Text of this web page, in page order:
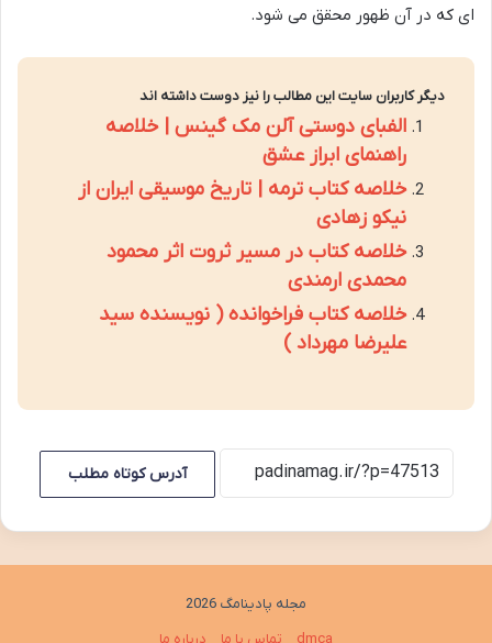
ای که در آن ظهور محقق می شود.
دیگر کاربران سایت این مطالب را نیز دوست داشته اند
الفبای دوستی آلن مک گینس | خلاصه
راهنمای ابراز عشق
خلاصه کتاب ترمه | تاریخ موسیقی ایران از
نیکو زهادی
خلاصه کتاب در مسیر ثروت اثر محمود
محمدی ارمندی
خلاصه کتاب فراخوانده ( نویسنده سید
علیرضا مهرداد )
آدرس کوتاه مطلب
مجله پادینامگ 2026